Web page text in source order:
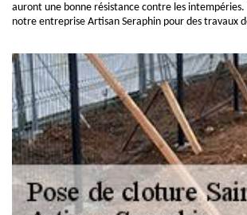
auront une bonne résistance contre les intempéries.
notre entreprise Artisan Seraphin pour des travaux